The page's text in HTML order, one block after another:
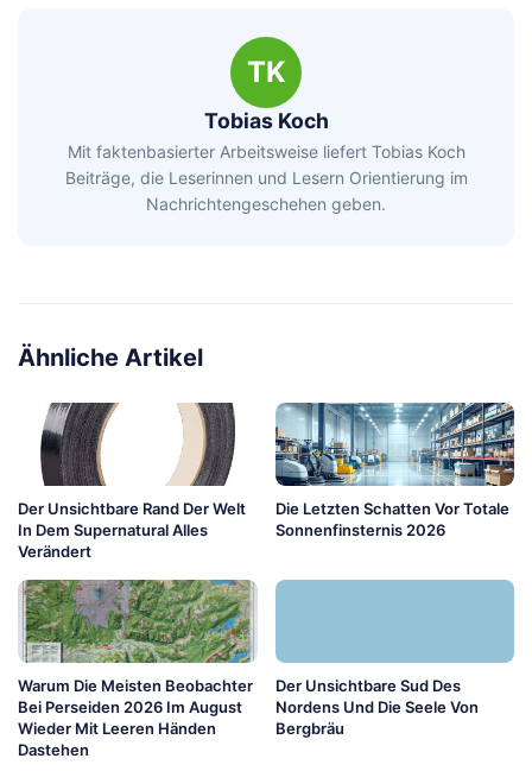
TK
Tobias Koch
Mit faktenbasierter Arbeitsweise liefert Tobias Koch
Beiträge, die Leserinnen und Lesern Orientierung im
Nachrichtengeschehen geben.
Ähnliche Artikel
Der Unsichtbare Rand Der Welt
In Dem Supernatural Alles
Verändert
Die Letzten Schatten Vor Totale
Sonnenfinsternis 2026
Warum Die Meisten Beobachter
Bei Perseiden 2026 Im August
Wieder Mit Leeren Händen
Dastehen
Der Unsichtbare Sud Des
Nordens Und Die Seele Von
Bergbräu